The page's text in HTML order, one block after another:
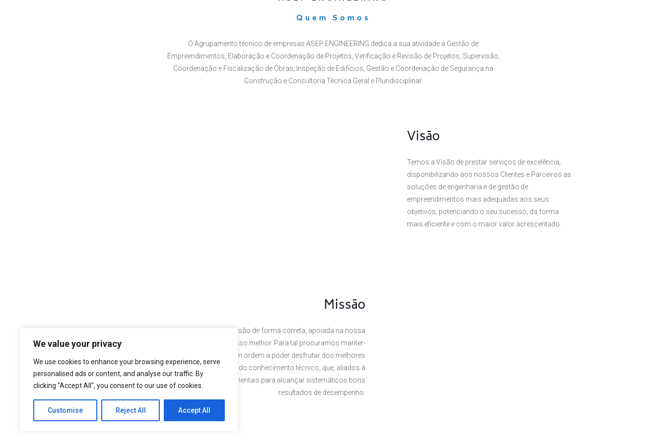
We value your privacy
We use cookies to enhance your browsing experience, serve
personalised ads or content, and analyse our traffic. By
clicking "Accept All", you consent to our use of cookies.
Customise Reject All Accept All
Quem Somos
O Agrupamento técnico de empresas ASEP ENGINEERING dedica a sua atividade à Gestão de
Empreendimentos, Elaboração e Coordenação de Projetos, Verificação e Revisão de Projetos, Supervisão,
Coordenação e Fiscalização de Obras, Inspeção de Edifícios, Gestão e Coordenação de Segurança na
Construção e Consultoria Técnica Geral e Pluridisciplinar.
Visão
Temos a Visão de prestar serviços de excelência,
disponibilizando aos nossos Clientes e Parceiros as
soluções de engenharia e de gestão de
empreendimentos mais adequadas aos seus
objetivos, potenciando o seu sucesso, da forma
mais eficiente e com o maior valor acrescentado.
Missão
Temos por Missão desempenhar a nossa visão de forma correta, apoiada na nossa
cultura organizacional, dando sempre o nosso melhor. Para tal procuramos manter-
nos atualizados face ao estado da arte, em ordem a poder desfrutar dos melhores
níveis de eficiência e de elevado domínio do conhecimento técnico, que, aliados à
nossa larga experiência são fundamentais para alcançar sistemáticos bons
resultados de desempenho.